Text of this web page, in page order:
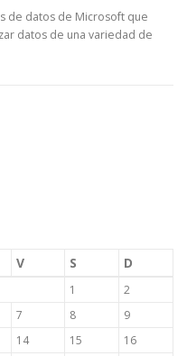
de datos de Microsoft que
datos de una variedad de
V S D
1
2
7 8
9
14 15
16